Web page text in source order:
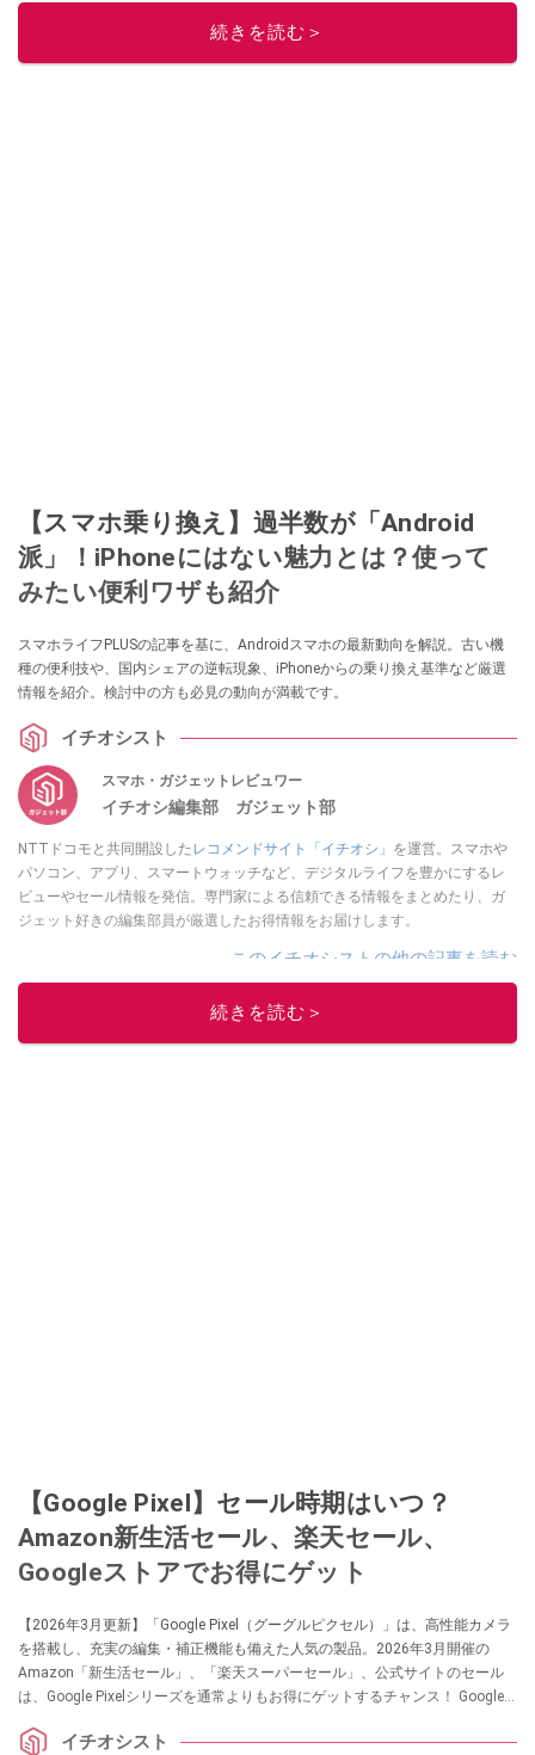
続きを読む＞
【スマホ乗り換え】過半数が「Android
派」！iPhoneにはない魅力とは？使って
みたい便利ワザも紹介
スマホライフPLUSの記事を基に、Androidスマホの最新動向を解説。古い機
種の便利技や、国内シェアの逆転現象、iPhoneからの乗り換え基準など厳選
情報を紹介。検討中の方も必見の動向が満載です。
イチオシスト
スマホ・ガジェットレビュワー
イチオシ編集部 ガジェット部
NTTドコモと共同開設した レコメンドサイト「イチオシ」 を運営。スマホや
パソコン、アプリ、スマートウォッチなど、デジタルライフを豊かにするレ
ビューやセール情報を発信。専門家による信頼できる情報をまとめたり、ガ
ジェット好きの編集部員が厳選したお得情報をお届けします。
このイチオシストの他の記事を読む
続きを読む＞
【Google Pixel】セール時期はいつ？
Amazon新生活セール、楽天セール、
Googleストアでお得にゲット
【2026年3月更新】「Google Pixel（グーグルピクセル）」は、高性能カメラ
を​​搭載し、充実の編集・補正機能も備えた人気の製品。2026年3月開催の
Amazon「新生活セール」、「楽天スーパーセール」、公式サイトのセール
は、Google Pixelシリーズを通常よりもお得にゲットするチャンス！ Google
で徹底まとめ！ おすすめ製品もピックアップしました。
イチオシスト